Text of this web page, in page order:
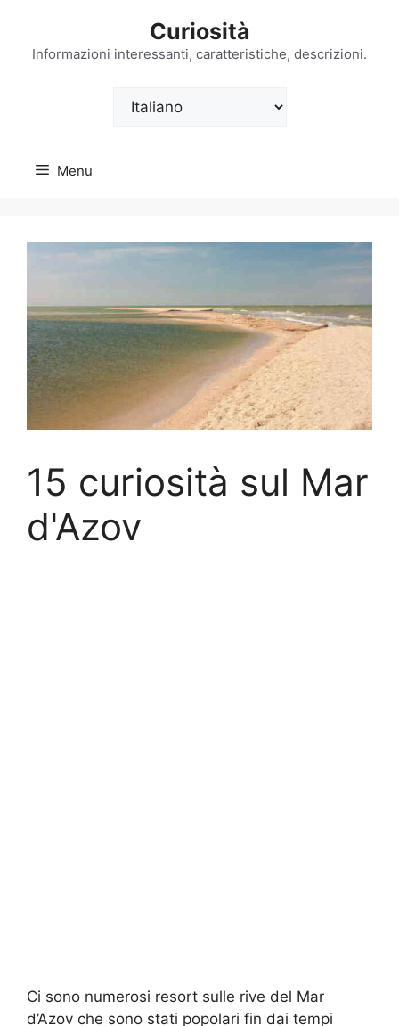
contenuto
Curiosità
Informazioni interessanti, caratteristiche, descrizioni.
Scegli
Menu
15 curiosità sul Mar
d'Azov
Ci sono numerosi resort sulle rive del Mar
d’Azov che sono stati popolari fin dai tempi